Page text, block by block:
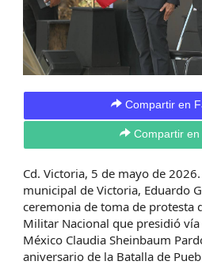
Compartir en
Compartir en
Cd. Victoria, 5 de mayo de
municipal de Victoria, Eduardo
ceremonia de toma de protesta
Militar Nacional que presidió
México Claudia Sheinbaum
aniversario de la Batalla de